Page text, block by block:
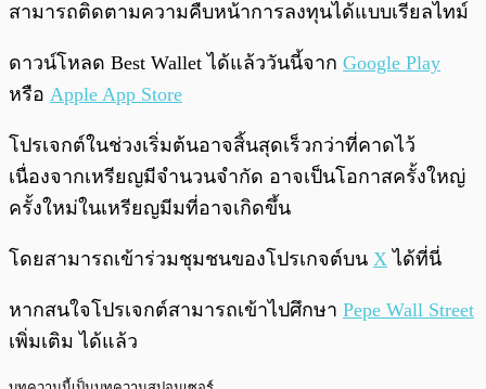
สามารถติดตามความคืบหน้าการลงทุนได้แบบเรียลไทม์
ดาวน์โหลด Best Wallet ได้แล้ววันนี้จาก Google Play
หรือ Apple App Store
โปรเจกต์ในช่วงเริ่มต้นอาจสิ้นสุดเร็วกว่าที่คาดไว้
เนื่องจากเหรียญมีจำนวนจำกัด อาจเป็นโอกาสครั้งใหญ่
ครั้งใหม่ในเหรียญมีมที่อาจเกิดขึ้น
โดยสามารถเข้าร่วมชุมชนของโปรเกจต์บน X ได้ที่นี่
หากสนใจโปรเจกต์สามารถเข้าไปศึกษา Pepe Wall Street
เพิ่มเติม ได้แล้ว